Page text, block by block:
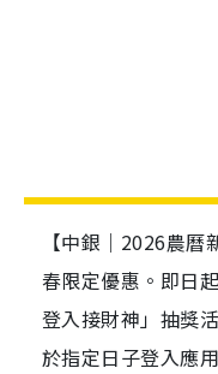
【中銀｜2026農
春限定優惠。即日
登入接財神」抽獎
於指定日子登入應